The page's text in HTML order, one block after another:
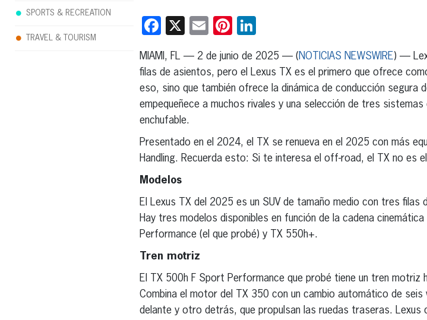
Facebook
X EmailPinterest
MIAMI, FL — 2 de junio de 2025 — (NOTICIAS NEWSWIRE) —
filas de asientos, pero el Lexus TX es el primero que ofrece
eso, sino que también ofrece la dinámica de conducción segura
empequeñece a muchos rivales y una selección de tres sistemas
enchufable.
Presentado en el 2024, el TX se renueva en el 2025 con más
Handling. Recuerda esto: Si te interesa el off-road, el TX no es
Modelos
El Lexus TX del 2025 es un SUV de tamaño medio con tres
Hay tres modelos disponibles en función de la cadena
Performance (el que probé) y TX 550h+.
Tren motriz
El TX 500h F Sport Performance que probé tiene un tren
Combina el motor del TX 350 con un cambio automático de
delante y otro detrás, que propulsan las ruedas traseras.
SPORTS & RECREATION
TRAVEL & TOURISM